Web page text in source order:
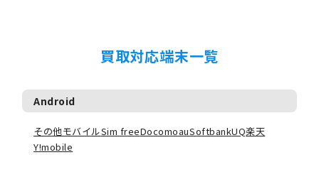
買取対応端末一覧
Android
その他モバイルSim freeDocomoauSoftbankUQ楽天
Y!mobile